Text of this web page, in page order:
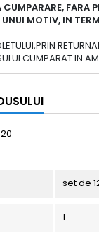
CUMPARARE, FARA
MOTIV, IN
CUMPARAT IN
set de
1